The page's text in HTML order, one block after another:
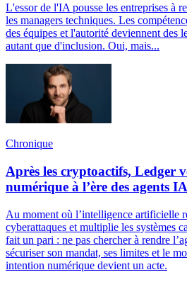
L'essor de l'IA pousse les entreprises à
les managers techniques. Les
des équipes et l'autorité deviennent des
autant que d'inclusion. Oui, mais...
Chronique
Après les cryptoactifs, Ledger
numérique à l’ère des agents IA
Au moment où l’intelligence artificielle
cyberattaques et multiplie les systèmes
fait un pari : ne pas chercher à rendre
sécuriser son mandat, ses limites et le
intention numérique devient un acte.